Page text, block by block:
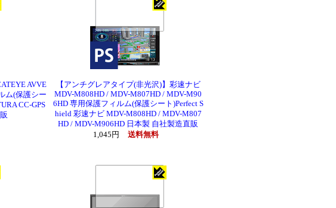
AVVE
ム(保護シー
CC-GPS
【アンチグレアタイプ(非光沢)】彩速ナビ
MDV-M808HD / MDV-M807HD / MDV-M90
6HD 専用保護フィルム(保護シート)Perfect S
hield 彩速ナビ MDV-M808HD / MDV-M807
HD / MDV-M906HD 日本製 自社製造直販
1,045円
送料無料